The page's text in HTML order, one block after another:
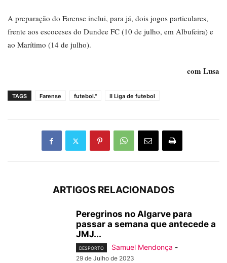
A preparação do Farense inclui, para já, dois jogos particulares,
frente aos escoceses do Dundee FC (10 de julho, em Albufeira) e
ao Marítimo (14 de julho).
com Lusa
TAGS Farense futebol." II Liga de futebol
ARTIGOS RELACIONADOS
Peregrinos no Algarve para
passar a semana que antecede a
JMJ...
DESPORTO Samuel Mendonça -
29 de Julho de 2023